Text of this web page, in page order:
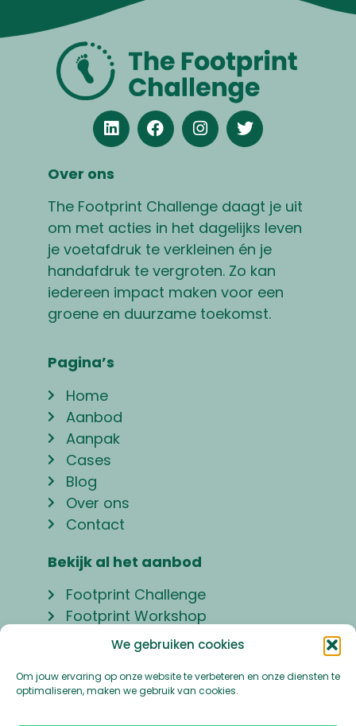
We gebruiken cookies
Om jouw ervaring op onze website te verbeteren en onze diensten te
optimaliseren, maken we gebruik van cookies.
Over ons
The Footprint Challenge daagt je uit
om met acties in het dagelijks leven
je voetafdruk te verkleinen én je
handafdruk te vergroten. Zo kan
iedereen impact maken voor een
groene en duurzame toekomst.
Pagina’s
Home
Aanbod
Aanpak
Cases
Blog
Over ons
Contact
Bekijk al het aanbod
Footprint Challenge
Footprint Workshop
Handprint Workshop